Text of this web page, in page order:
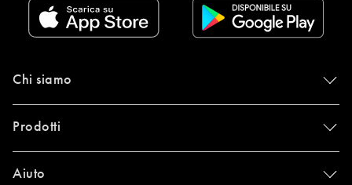
Chi siamo
Prodotti
Aiuto